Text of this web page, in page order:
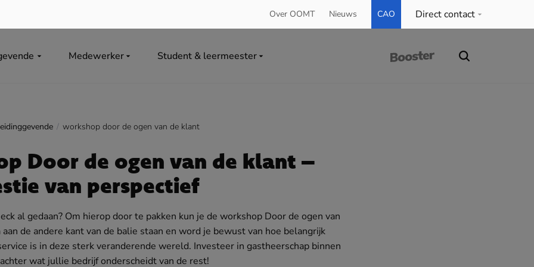
Over OOMT Nieuws CAO Direct contact
Medewerker Student & leermeester
workshop door de ogen van de klant
Door de ogen van de klant –
van perspectief
al gedaan? Om hierop door te pakken kun je de workshop Door de ogen van
de andere kant van de balie staan en word je bewust van hoe belangrijk
is in deze sterk veranderende wereld. Investeer in gastheerschap binnen
wat jullie bedrijf onderscheidt van de rest!